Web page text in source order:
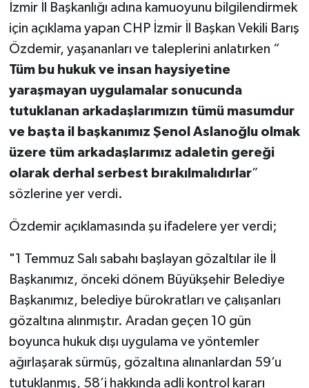
İzmir İl Başkanlığı adına kamuoyunu bilgilendirmek
için açıklama yapan CHP İzmir İl Başkan Vekili Barış
Özdemir, yaşananları ve taleplerini anlatırken “
Tüm bu hukuk ve insan haysiyetine
yaraşmayan uygulamalar sonucunda
tutuklanan arkadaşlarımızın tümü masumdur
ve başta il başkanımız Şenol Aslanoğlu olmak
üzere tüm arkadaşlarımız adaletin gereği
olarak derhal serbest bırakılmalıdırlar”
sözlerine yer verdi.
Özdemir açıklamasında şu ifadelere yer verdi;
"1 Temmuz Salı sabahı başlayan gözaltılar ile İl
Başkanımız, önceki dönem Büyükşehir Belediye
Başkanımız, belediye bürokratları ve çalışanları
gözaltına alınmıştır. Aradan geçen 10 gün
boyunca hukuk dışı uygulama ve yöntemler
ağırlaşarak sürmüş, gözaltına alınanlardan 59’u
tutuklanmış, 58’i hakkında adli kontrol kararı